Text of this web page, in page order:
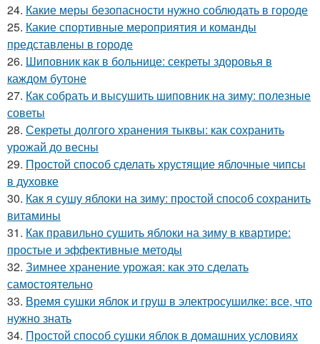
24. Какие меры безопасности нужно соблюдать в городе
25. Какие спортивные мероприятия и команды
представлены в городе
26. Шиповник как в больнице: секреты здоровья в
каждом бутоне
27. Как собрать и высушить шиповник на зиму: полезные
советы
28. Секреты долгого хранения тыквы: как сохранить
урожай до весны
29. Простой способ сделать хрустящие яблочные чипсы
в духовке
30. Как я сушу яблоки на зиму: простой способ сохранить
витамины
31. Как правильно сушить яблоки на зиму в квартире:
простые и эффективные методы
32. Зимнее хранение урожая: как это сделать
самостоятельно
33. Время сушки яблок и груш в электросушилке: все, что
нужно знать
34. Простой способ сушки яблок в домашних условиях